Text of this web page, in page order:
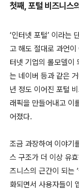
첫째, 포털 비즈니스
‘인터넷 포털’ 이라는
고 해도 절대로 과언
터넷 기업의 롤모델이
는 네이버 등과 같은
년 정도 이어진 포털
래픽을 만들어내고 이
어졌다.
조금 과장하여 이야기
스 구조가 더 이상 유
즈니스의 근간이 되는
화되면서 사용자들이